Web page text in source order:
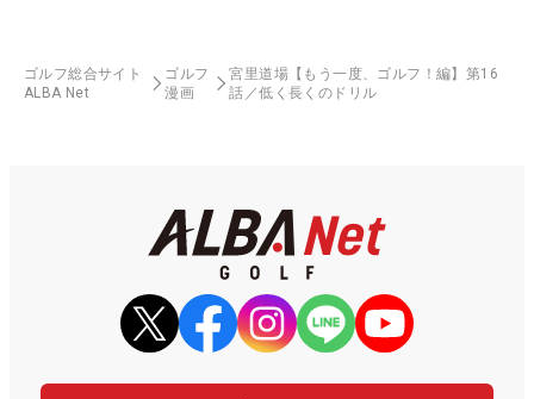
ゴルフ総合サイト
ALBA Net
ゴルフ
漫画
宮里道場【もう一度、ゴルフ！編】第16
話／低く長くのドリル